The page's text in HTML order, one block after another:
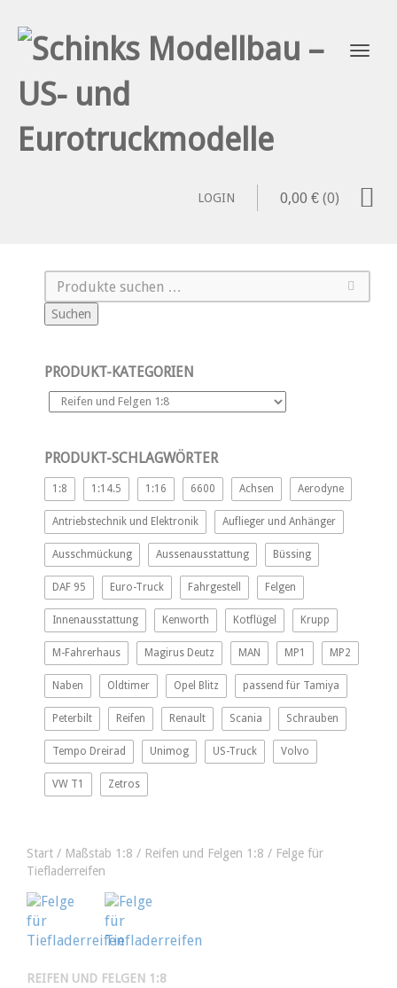
0,00 € (0)
LOGIN
Suchen
PRODUKT-KATEGORIEN
PRODUKT-SCHLAGWÖRTER
1:8 1:14.5 1:16 6600 Achsen Aerodyne
Antriebstechnik und Elektronik Auflieger und Anhänger
Ausschmückung Aussenausstattung Büssing
DAF 95 Euro-Truck Fahrgestell Felgen
Innenausstattung Kenworth Kotflügel Krupp
M-Fahrerhaus Magirus Deutz MAN MP1 MP2
Naben Oldtimer Opel Blitz passend für Tamiya
Peterbilt Reifen Renault Scania Schrauben
Tempo Dreirad Unimog US-Truck Volvo
VW T1 Zetros
Start / Maßstab 1:8 / Reifen und Felgen 1:8 / Felge für
Tiefladerreifen
REIFEN UND FELGEN 1:8